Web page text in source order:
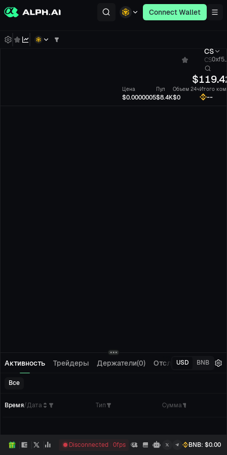
Connect Wallet
CS
CS
$
Цена
$0.0000005
Пул
$8.4K
Объем 24ч
$0
Итого
--
Активность Трейдеры Держатели(0) Отслеживание(0)
USD BNB
Все
Время/Дата Тип Сумма
Disconnected 0fps BNB: $0.00